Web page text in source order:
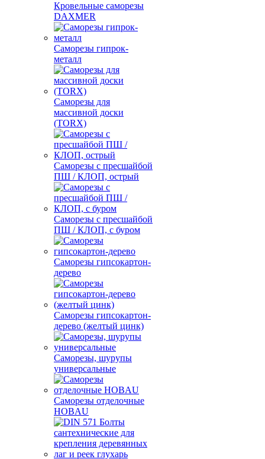
Кровельные саморезы
DAXMER
Саморезы гипрок-
металл
Саморезы для
массивной доски
(TORX)
Саморезы с пресшайбой
ПШ / КЛОП, острый
Саморезы с пресшайбой
ПШ / КЛОП, с буром
Саморезы гипсокартон-
дерево
Саморезы гипсокартон-
дерево (желтый цинк)
Саморезы, шурупы
универсальные
Саморезы отделочные
HOBAU